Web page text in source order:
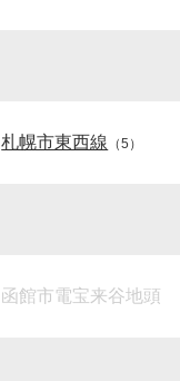
札幌市東西線 （5）
函館市電宝来谷地頭